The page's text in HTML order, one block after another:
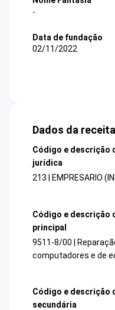
-
Data de fundação
02/11/2022
Dados da
Código e descrição
jurídica
213 | EMPRESARIO
Código e descrição
principal
9511-8/00 |
computadores e de
Código e descrição
secundária